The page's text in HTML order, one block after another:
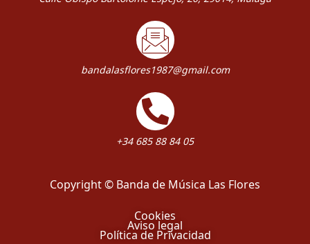
bandalasflores1987@gmail.com
+34 685 88 84 05
Copyright © Banda de Música Las Flores
Cookies
Aviso legal
Política de Privacidad